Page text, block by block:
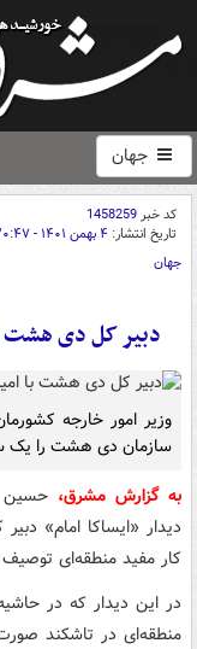
جهان
کد خبر1458259
تاریخ انتشار: ۴ بهمن ۱۴۰۱ - ۲۰:۴۷
جهان
دبیر کل دی هشت
وزیر امور خارجه
سازمان دی هشت را یک
به گزارش مشرق، حسین
دیدار «ایساکا امام»
کار مفید منطقه‌ای
در این دیدار که در
منطقه‌ای در تاشکند